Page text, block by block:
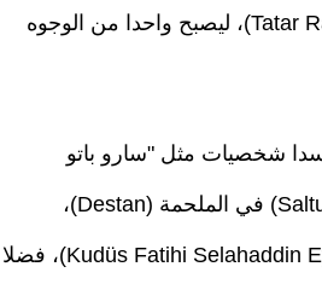
Tatlıdır)، والمؤسس عثمان (Kuruluş Osman)، وتتار رمضان (Tatar Ramazan)، ليصبح واحدا من الوجوه
شخصيات مثل "سارو باتو
سافجي" في المؤسس عثمان (Kuruluş Osman)، وسالتوك بيغ (Saltuk Beg) في الملحمة (Destan)،
وغومشتكين (Gümüştekin) في فاتح القدس صلاح الدين الأيوبي (Kudüs Fatihi Selahaddin Eyyubi)، فضلا